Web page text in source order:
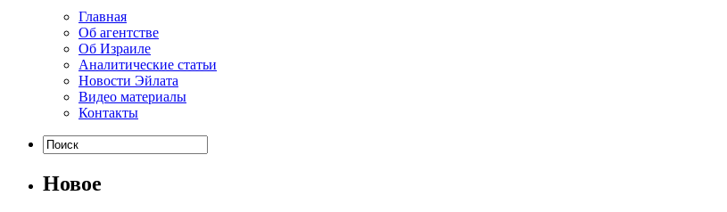
Главная
Об агентстве
Об Израиле
Аналитические статьи
Новости Эйлата
Видео материалы
Контакты
Новое